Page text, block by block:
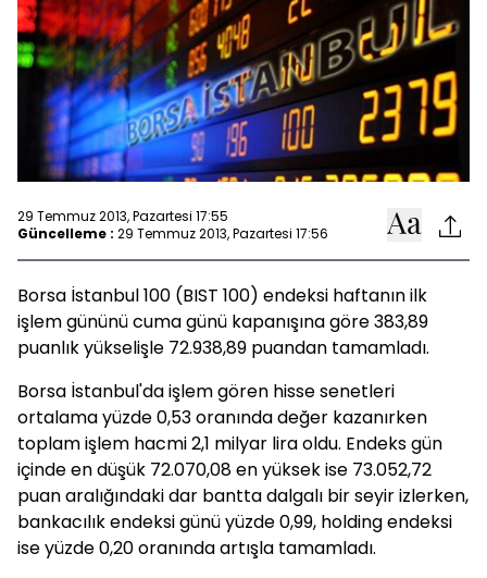
29 Temmuz 2013, Pazartesi 17:55
Güncelleme : 29 Temmuz 2013, Pazartesi 17:56
Borsa İstanbul 100 (BIST 100) endeksi haftanın ilk
işlem gününü cuma günü kapanışına göre 383,89
puanlık yükselişle 72.938,89 puandan tamamladı.
Borsa İstanbul'da işlem gören hisse senetleri
ortalama yüzde 0,53 oranında değer kazanırken
toplam işlem hacmi 2,1 milyar lira oldu. Endeks gün
içinde en düşük 72.070,08 en yüksek ise 73.052,72
puan aralığındaki dar bantta dalgalı bir seyir izlerken,
bankacılık endeksi günü yüzde 0,99, holding endeksi
ise yüzde 0,20 oranında artışla tamamladı.